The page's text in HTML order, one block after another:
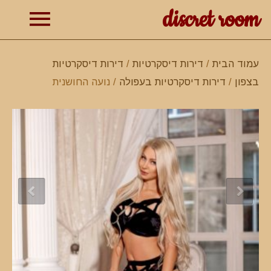
discret room
עמוד הבית / דירות דיסקרטיות / דירות דיסקרטיות
בצפון / דירות דיסקרטיות בעפולה / נועה החושנית